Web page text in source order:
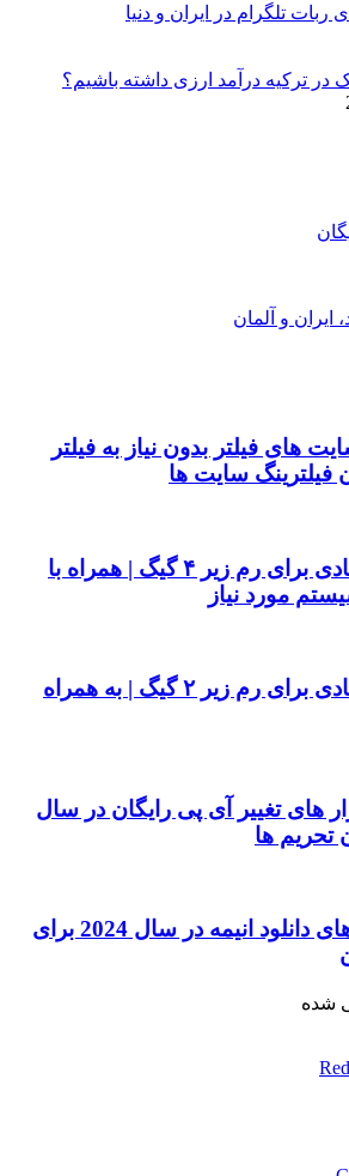
ربات تلگرام در ایران و دنیا
در ترکیه درآمد ارزی داشته باشیم؟
ایران و آلمان
های فیلتر بدون نیاز به فیلتر
سایت ها
۱۰ بازی پیشنهادی برای رم زیر ۴ گیگ | همراه با
مورد نیاز
۱۰ بازی پیشنهادی برای رم زیر ۲ گیگ | به همراه
های تغییر آی پی رایگان در سال
بهترین برنامه های دانلود انیمه در سال 2024 برای
شده